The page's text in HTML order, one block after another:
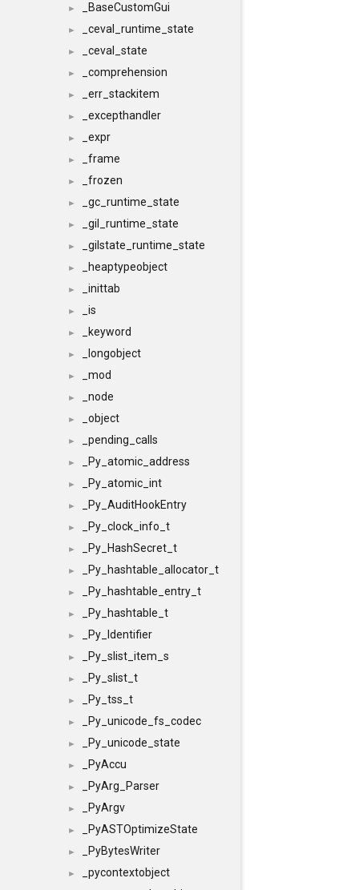
► _BaseCustomGui
► _ceval_runtime_state
► _ceval_state
► _comprehension
► _err_stackitem
► _excepthandler
► _expr
► _frame
► _frozen
► _gc_runtime_state
► _gil_runtime_state
► _gilstate_runtime_state
► _heaptypeobject
► _inittab
► _is
► _keyword
► _longobject
► _mod
► _node
► _object
► _pending_calls
► _Py_atomic_address
► _Py_atomic_int
► _Py_AuditHookEntry
► _Py_clock_info_t
► _Py_HashSecret_t
► _Py_hashtable_allocator_t
► _Py_hashtable_entry_t
► _Py_hashtable_t
► _Py_Identifier
► _Py_slist_item_s
► _Py_slist_t
► _Py_tss_t
► _Py_unicode_fs_codec
► _Py_unicode_state
► _PyAccu
► _PyArg_Parser
► _PyArgv
► _PyASTOptimizeState
► _PyBytesWriter
►
_pycontextobject